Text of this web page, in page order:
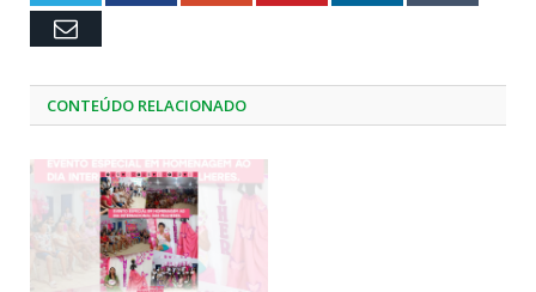
Email
CONTEÚDO RELACIONADO